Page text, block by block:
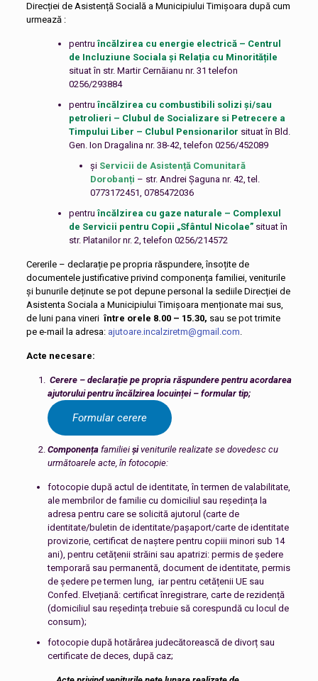
Direcției de Asistență Socială a Municipiului Timișoara după cum
urmează :
pentru încălzirea cu energie electrică – Centrul
de Incluziune Sociala și Relația cu Minoritățile
situat în str. Martir Cernăianu nr. 31 telefon
0256/293884
pentruîncălzirea cu combustibili solizi și/sau
petrolieri – Clubul de Socializare si Petrecere a
Timpului Liber – Clubul Pensionarilor situat în Bld.
Gen. Ion Dragalina nr. 38-42, telefon 0256/452089
și Servicii de Asistență Comunitară
Dorobanți – str. Andrei Șaguna nr. 42, tel.
0773172451, 0785472036
pentruîncălzirea cu gaze naturale – Complexul
de Servicii pentru Copii „Sfântul Nicolae”situat în
str. Platanilor nr. 2, telefon 0256/214572
Cererile – declarație pe propria răspundere, însoțite de
documentele justificative privind componența familiei, veniturile
și bunurile deținute se pot depune personal la sediile Direcției de
Asistenta Sociala a Municipiului Timișoara menționate mai sus,
de luni pana vineriîntre orele 8.00 – 15.30, sau se pot trimite
pe e-mail la adresa: ajutoare.incalziretm@gmail.com.
Acte necesare:
Cerere – declarație pe propria răspundere pentru acordarea
ajutorului pentru încălzirea locuinței – formular tip;
Formular cerere
Componențafamiliei șiveniturile realizate se dovedesc cu
următoarele acte, în fotocopie:
fotocopie după actul de identitate, în termen de valabilitate,
ale membrilor de familie cu domiciliul sau reședința la
adresa pentru care se solicită ajutorul (carte de
identitate/buletin de identitate/pașaport/carte de identitate
provizorie, certificat de naștere pentru copiii minori sub 14
ani), pentru cetățenii străini sau apatrizi: permis de ședere
temporară sau permanentă, document de identitate, permis
de ședere pe termen lung, iar pentru cetățenii UE sau
Confed. Elvețiană: certificat înregistrare, carte de rezidență
(domiciliul sau reședința trebuie să corespundă cu locul de
consum);
fotocopie după hotărârea judecătorească de divorț sau
certificate de deces, după caz;